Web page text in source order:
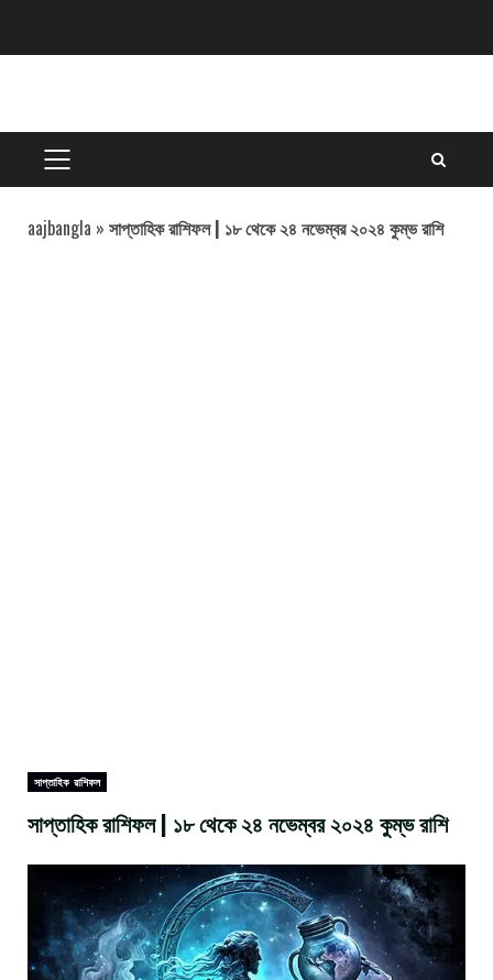
PRIMARY
MENU
aajbangla » সাপ্তাহিক রাশিফল | ১৮ থেকে ২৪ নভেম্বর ২০২৪ কুম্ভ রাশি
সাপ্তাহিক রাশিফল
সাপ্তাহিক রাশিফল | ১৮ থেকে ২৪ নভেম্বর ২০২৪ কুম্ভ রাশি